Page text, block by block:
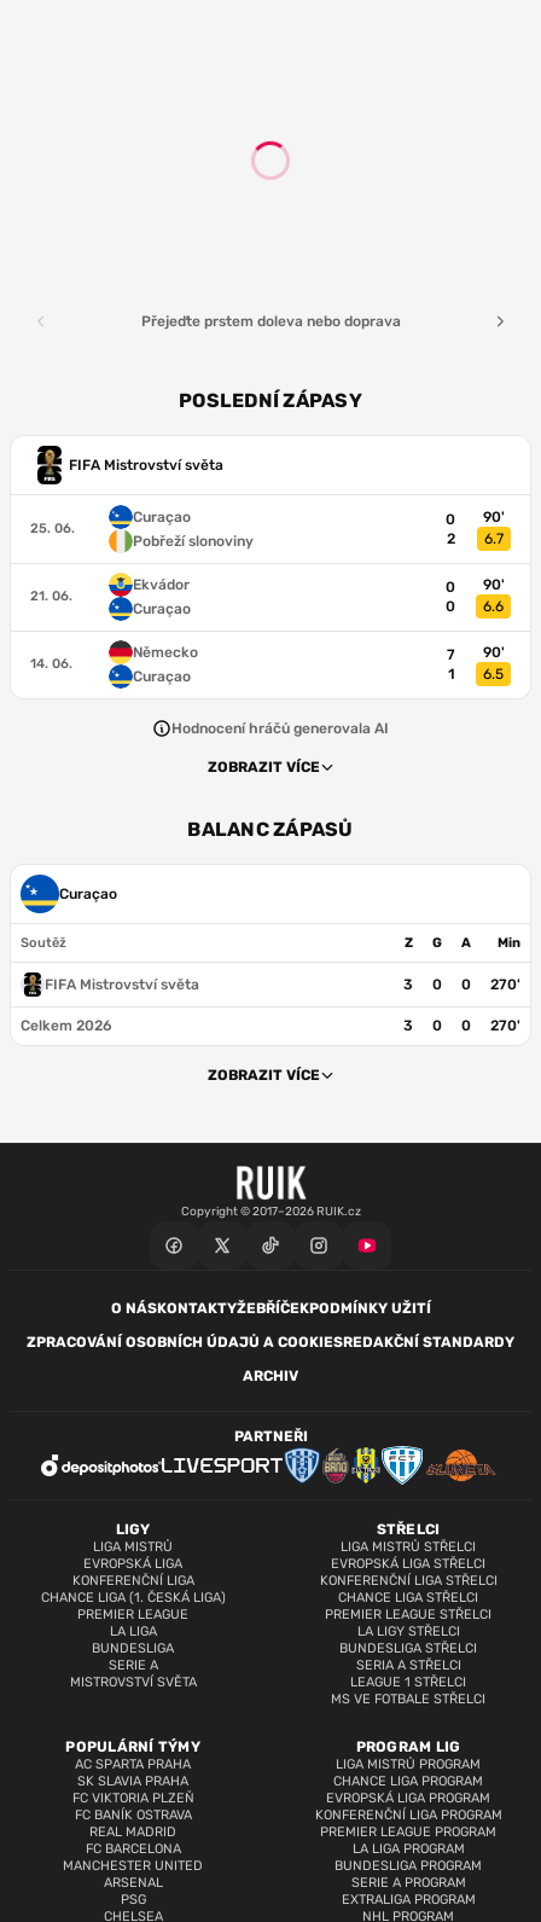
Přejeďte prstem doleva nebo doprava
POSLEDNÍ ZÁPASY
FIFA Mistrovství světa
25. 06.
Curaçao
Pobřeží slonoviny
0
2
90'
6.7
21. 06.
Ekvádor
Curaçao
0
0
90'
6.6
14. 06.
Německo
Curaçao
7
1
90'
6.5
Hodnocení hráčů generovala AI
ZOBRAZIT VÍCE
BALANC ZÁPASŮ
Curaçao
Soutěž Z G A Min
FIFA Mistrovství světa 3 0 0 270'
Celkem 2026 3 0 0 270'
ZOBRAZIT VÍCE
Copyright © 2017–2026 RUIK.cz
O NÁSKONTAKTYŽEBŘÍČEKPODMÍNKY UŽITÍ
ZPRACOVÁNÍ OSOBNÍCH ÚDAJŮ A COOKIESREDAKČNÍ STANDARDY
ARCHIV
LIGY
LIGA MISTRŮ
EVROPSKÁ LIGA
KONFERENČNÍ LIGA
CHANCE LIGA (1. ČESKÁ LIGA)
PREMIER LEAGUE
LA LIGA
BUNDESLIGA
SERIE A
MISTROVSTVÍ SVĚTA
STŘELCI
LIGA MISTRŮ STŘELCI
EVROPSKÁ LIGA STŘELCI
KONFERENČNÍ LIGA STŘELCI
CHANCE LIGA STŘELCI
PREMIER LEAGUE STŘELCI
LA LIGY STŘELCI
BUNDESLIGA STŘELCI
SERIA A STŘELCI
LEAGUE 1 STŘELCI
MS VE FOTBALE STŘELCI
POPULÁRNÍ TÝMY
AC SPARTA PRAHA
SK SLAVIA PRAHA
FC VIKTORIA PLZEŇ
FC BANÍK OSTRAVA
REAL MADRID
FC BARCELONA
MANCHESTER UNITED
ARSENAL
PSG
CHELSEA
PROGRAM LIG
LIGA MISTRŮ PROGRAM
CHANCE LIGA PROGRAM
EVROPSKÁ LIGA PROGRAM
KONFERENČNÍ LIGA PROGRAM
PREMIER LEAGUE PROGRAM
LA LIGA PROGRAM
BUNDESLIGA PROGRAM
SERIE A PROGRAM
EXTRALIGA PROGRAM
NHL PROGRAM
PARTNEŘI